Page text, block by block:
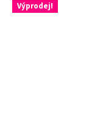
Výprodej!